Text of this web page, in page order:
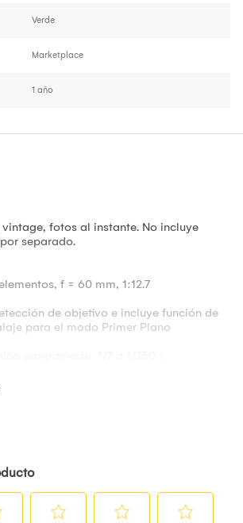
Verde
Marketplace
1 año
fotos al instante. No incluye
separado.
f = 60 mm, 1:12.7
de objetivo e incluye función de
para el modo Primer Plano
segundos o menos (cuando se usan